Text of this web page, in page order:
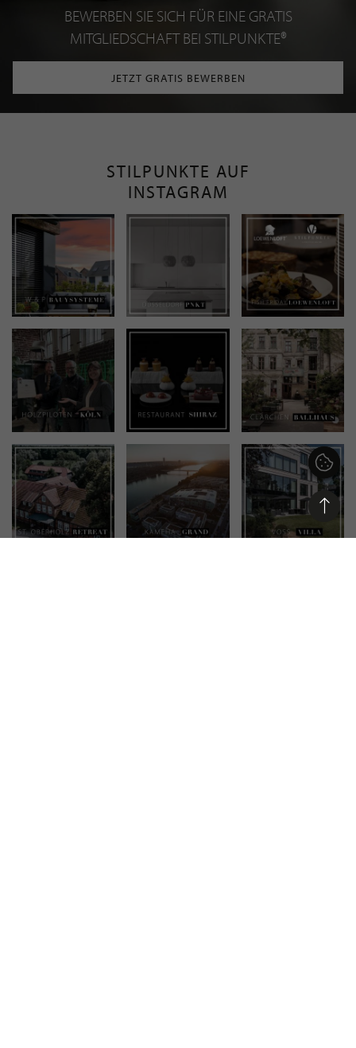
BEWERBEN SIE SICH FÜR EINE GRATIS
MITGLIEDSCHAFT BEI STILPUNKTE®
JETZT GRATIS BEWERBEN
STILPUNKTE AUF
INSTAGRAM